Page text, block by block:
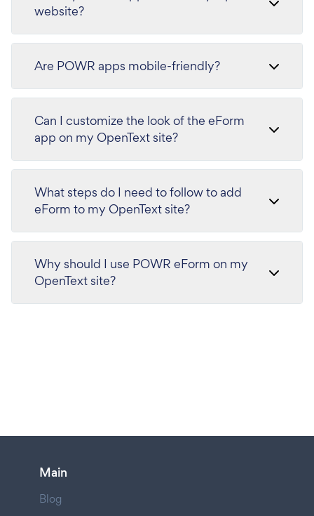
website?
Are POWR apps mobile-friendly?
Can I customize the look of the eForm
app on my OpenText site?
What steps do I need to follow to add
eForm to my OpenText site?
Why should I use POWR eForm on my
OpenText site?
Main
Blog